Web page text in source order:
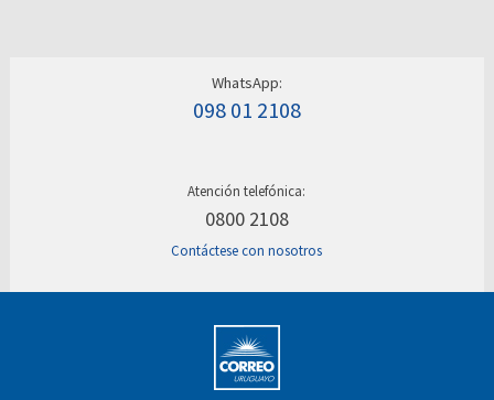
WhatsApp:
098 01 2108
Atención telefónica:
0800 2108
Contáctese con nosotros